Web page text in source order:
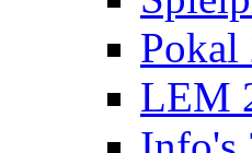
Pokal
LEM